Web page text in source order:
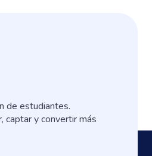
de estudiantes.
captar y convertir más